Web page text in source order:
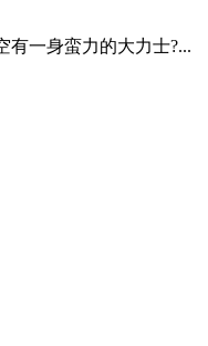
有一身蛮力的大力士?...